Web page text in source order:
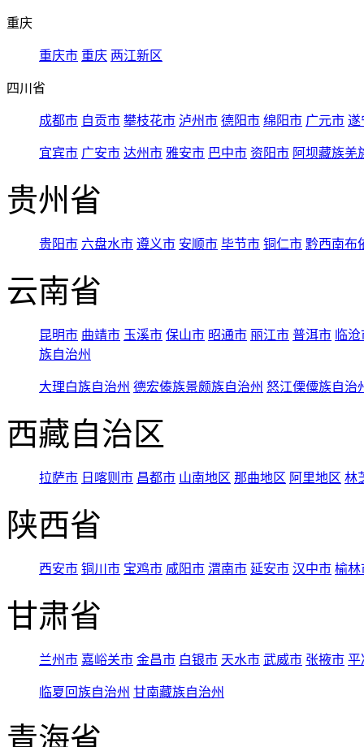
重庆
重庆市 重庆 两江新区
四川省
成都市 自贡市 攀枝花市 泸州市 德阳市 绵阳市 广元市 遂
宜宾市 广安市 达州市 雅安市 巴中市 资阳市 阿坝藏族羌
贵州省
贵阳市 六盘水市 遵义市 安顺市 毕节市 铜仁市 黔西南布
云南省
昆明市 曲靖市 玉溪市 保山市 昭通市 丽江市 普洱市 临
族自治州
大理白族自治州 德宏傣族景颇族自治州 怒江傈僳族自治
西藏自治区
拉萨市 日喀则市 昌都市 山南地区 那曲地区 阿里地区 林
陕西省
西安市 铜川市 宝鸡市 咸阳市 渭南市 延安市 汉中市 榆林
甘肃省
兰州市 嘉峪关市 金昌市 白银市 天水市 武威市 张掖市 平
临夏回族自治州 甘南藏族自治州
青海省